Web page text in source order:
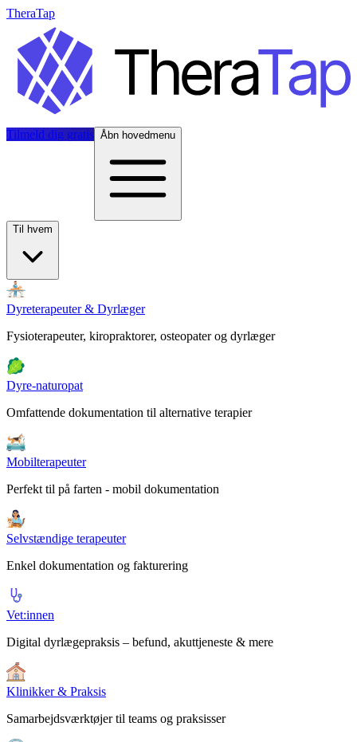
TheraTap
Tilmeld dig gratis Åbn hovedmenu
Til hvem
Dyreterapeuter & Dyrlæger
Fysioterapeuter, kiropraktorer, osteopater og dyrlæger
Dyre-naturopat
Omfattende dokumentation til alternative terapier
Mobilterapeuter
Perfekt til på farten - mobil dokumentation
Selvstændige terapeuter
Enkel dokumentation og fakturering
Vet:innen
Digital dyrlægepraksis – befund, akuttjeneste & mere
Klinikker & Praksis
Samarbejdsværktøjer til teams og praksisser